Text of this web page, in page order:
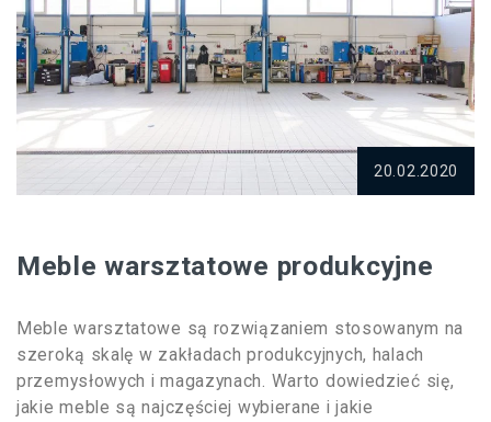
20.02.2020
Meble warsztatowe produkcyjne
Meble warsztatowe są rozwiązaniem stosowanym na
szeroką skalę w zakładach produkcyjnych, halach
przemysłowych i magazynach. Warto dowiedzieć się,
jakie meble są najczęściej wybierane i jakie